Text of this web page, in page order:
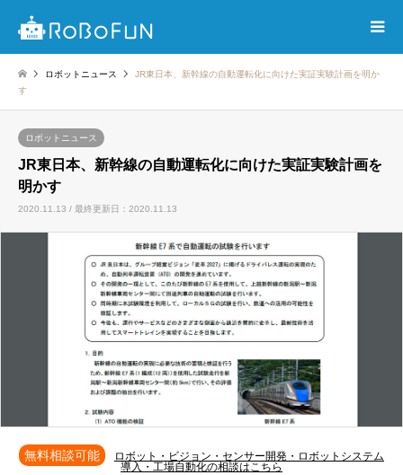
ロボットニュース
JR東日本、新幹線の自動運転化に向けた実証実験計画を明か
す
ロボットニュース
JR東日本、新幹線の自動運転化に向けた実証実験計画を
明かす
2020.11.13 / 最終更新日：2020.11.13
無料相談可能
ロボット・ビジョン・センサー開発・ロボットシステム
導入・工場自動化の相談はこちら